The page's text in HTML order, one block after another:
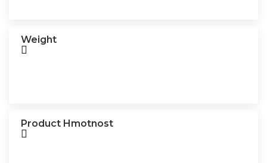
Weight
Product Hmotnost